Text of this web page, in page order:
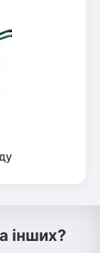
інших?